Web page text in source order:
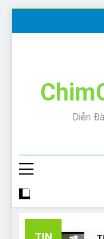
Diễn